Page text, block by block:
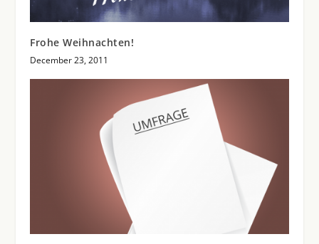
Frohe Weihnachten!
December 23, 2011